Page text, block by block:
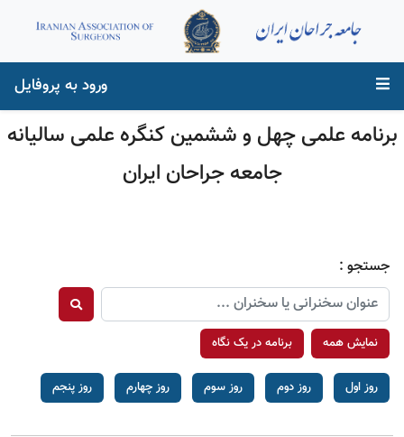
ورود به پروفایل
برنامه علمی چهل و ششمین کنگره علمی سالیانه
جامعه جراحان ایران
جستجو :
نمایش همه برنامه در یک نگاه
روز اول روز دوم روز سوم روز چهارم روز پنجم